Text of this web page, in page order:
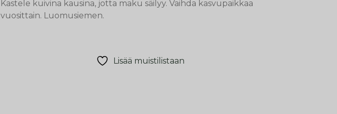
Kastele kuivina kausina, jotta maku säilyy. Vaihda kasvupaikkaa
vuosittain. Luomusiemen.
Lisää muistilistaan